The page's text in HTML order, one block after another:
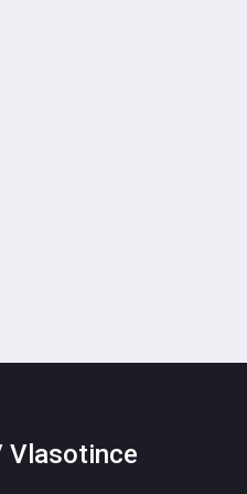
Vlasotince